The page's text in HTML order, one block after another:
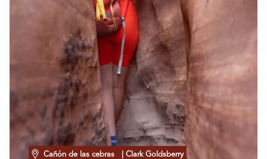
Cañón de las cebras | Clark Goldsberry